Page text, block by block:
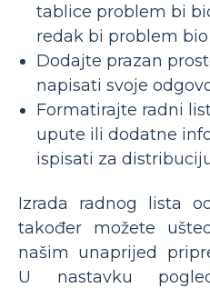
tablice problem bi bio
redak bi problem bio
Dodajte prazan
napisati svoje
Formatirajte radni
upute ili dodatne
ispisati za
Izrada radnog lista
također možete
našim unaprijed
U nastavku